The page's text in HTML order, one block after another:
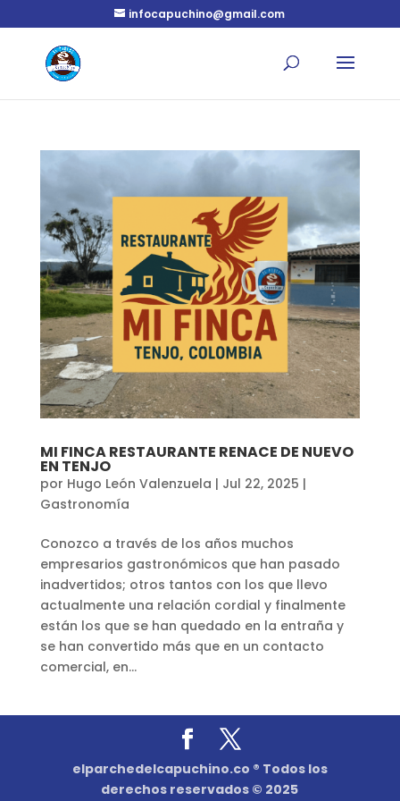
infocapuchino@gmail.com
MI FINCA RESTAURANTE RENACE DE NUEVO
EN TENJO
por Hugo León Valenzuela | Jul 22, 2025 |
Gastronomía
Conozco a través de los años muchos
empresarios gastronómicos que han pasado
inadvertidos; otros tantos con los que llevo
actualmente una relación cordial y finalmente
están los que se han quedado en la entraña y
se han convertido más que en un contacto
comercial, en...
elparchedelcapuchino.co ® Todos los
derechos reservados © 2025